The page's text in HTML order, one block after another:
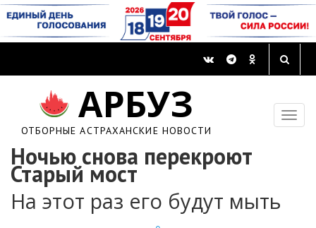
АРБУЗ
ОТБОРНЫЕ АСТРАХАНСКИЕ НОВОСТИ
Ночью снова перекроют
Старый мост
На этот раз его будут мыть